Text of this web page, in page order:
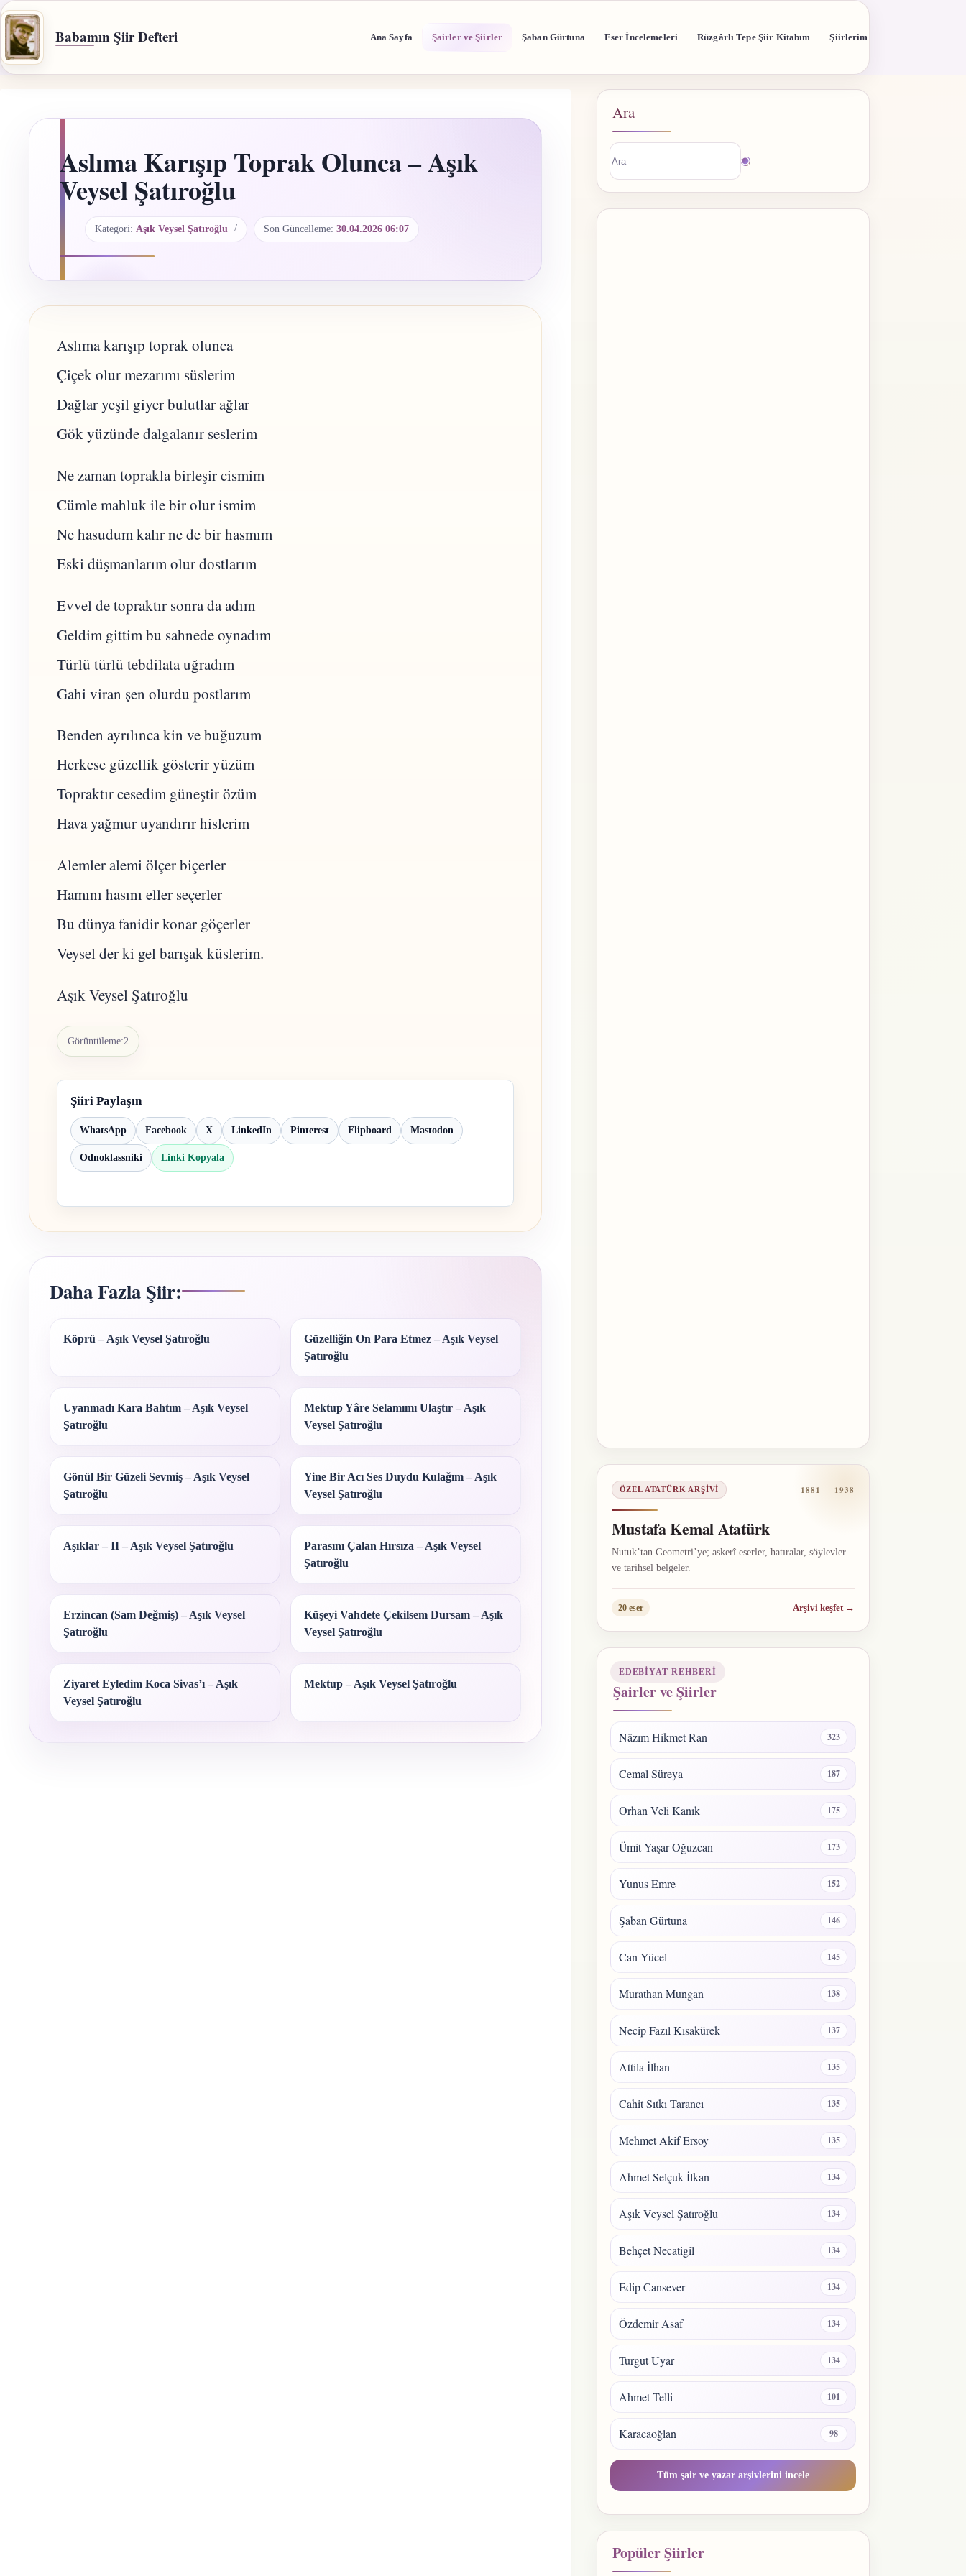
İçeriğe
geç
Babamın Şiir Defteri Ana Sayfa Şairler ve Şiirler Şaban Gürtuna Eser İncelemeleri Rüzgârlı Tepe Şiir Kitabım Şiirlerim
Aslıma Karışıp Toprak Olunca – Aşık
Veysel Şatıroğlu
Kategori: Aşık Veysel Şatıroğlu Son Güncelleme: 30.04.2026 06:07
Aslıma karışıp toprak olunca
Çiçek olur mezarımı süslerim
Dağlar yeşil giyer bulutlar ağlar
Gök yüzünde dalgalanır seslerim
Ne zaman toprakla birleşir cismim
Cümle mahluk ile bir olur ismim
Ne hasudum kalır ne de bir hasmım
Eski düşmanlarım olur dostlarım
Evvel de topraktır sonra da adım
Geldim gittim bu sahnede oynadım
Türlü türlü tebdilata uğradım
Gahi viran şen olurdu postlarım
Benden ayrılınca kin ve buğuzum
Herkese güzellik gösterir yüzüm
Topraktır cesedim güneştir özüm
Hava yağmur uyandırır hislerim
Alemler alemi ölçer biçerler
Hamını hasını eller seçerler
Bu dünya fanidir konar göçerler
Veysel der ki gel barışak küslerim.
Aşık Veysel Şatıroğlu
Görüntüleme:2
Şiiri Paylaşın
WhatsApp Facebook X LinkedIn Pinterest Flipboard Mastodon
Odnoklassniki Linki Kopyala
Daha Fazla Şiir:
Köprü – Aşık Veysel Şatıroğlu
Güzelliğin On Para Etmez – Aşık Veysel
Şatıroğlu
Uyanmadı Kara Bahtım – Aşık Veysel
Şatıroğlu
Mektup Yâre Selamımı Ulaştır – Aşık
Veysel Şatıroğlu
Gönül Bir Güzeli Sevmiş – Aşık Veysel
Şatıroğlu
Yine Bir Acı Ses Duydu Kulağım – Aşık
Veysel Şatıroğlu
Aşıklar – II – Aşık Veysel Şatıroğlu
Parasını Çalan Hırsıza – Aşık Veysel
Şatıroğlu
Erzincan (Sam Değmiş) – Aşık Veysel
Şatıroğlu
Küşeyi Vahdete Çekilsem Dursam – Aşık
Veysel Şatıroğlu
Ziyaret Eyledim Koca Sivas’ı – Aşık
Veysel Şatıroğlu
Mektup – Aşık Veysel Şatıroğlu
Ara
ÖZEL ATATÜRK ARŞIVI 1881 — 1938
Mustafa Kemal Atatürk
Nutuk’tan Geometri’ye; askerî eserler, hatıralar, söylevler
ve tarihsel belgeler.
20 eser Arşivi keşfet →
EDEBIYAT REHBERI
Şairler ve Şiirler
Nâzım Hikmet Ran 323
Cemal Süreya 187
Orhan Veli Kanık 175
Ümit Yaşar Oğuzcan 173
Yunus Emre 152
Şaban Gürtuna 146
Can Yücel 145
Murathan Mungan 138
Necip Fazıl Kısakürek 137
Attila İlhan 135
Cahit Sıtkı Tarancı 135
Mehmet Akif Ersoy 135
Ahmet Selçuk İlkan 134
Aşık Veysel Şatıroğlu 134
Behçet Necatigil 134
Edip Cansever 134
Özdemir Asaf 134
Turgut Uyar 134
Ahmet Telli 101
Karacaoğlan 98
Tüm şair ve yazar arşivlerini incele
Popüler Şiirler